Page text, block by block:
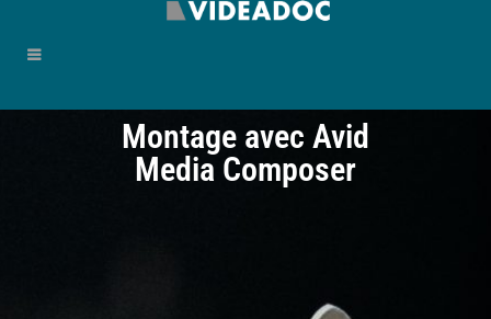
Montage avec Avid
Media Composer